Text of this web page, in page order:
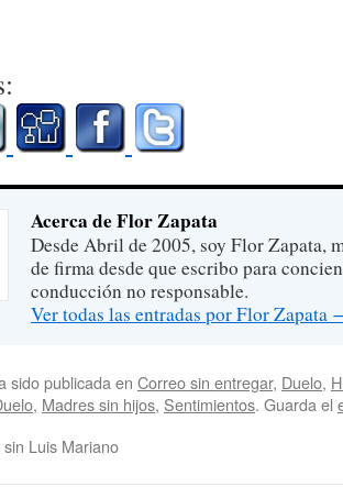
Acerca de Flor Zapata
Desde Abril de 2005, soy Flor Zapata,
de firma desde que escribo para
conducción no responsable.
Ver todas las entradas por Flor Zapata
sido publicada en Correo sin entregar, Duelo,
, Madres sin hijos, Sentimientos. Guarda el
Luis Mariano